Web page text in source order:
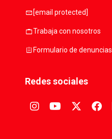
mail [email protected]
workTrabaja con nosotros
assignmentFormulario de denuncias
Redes sociales